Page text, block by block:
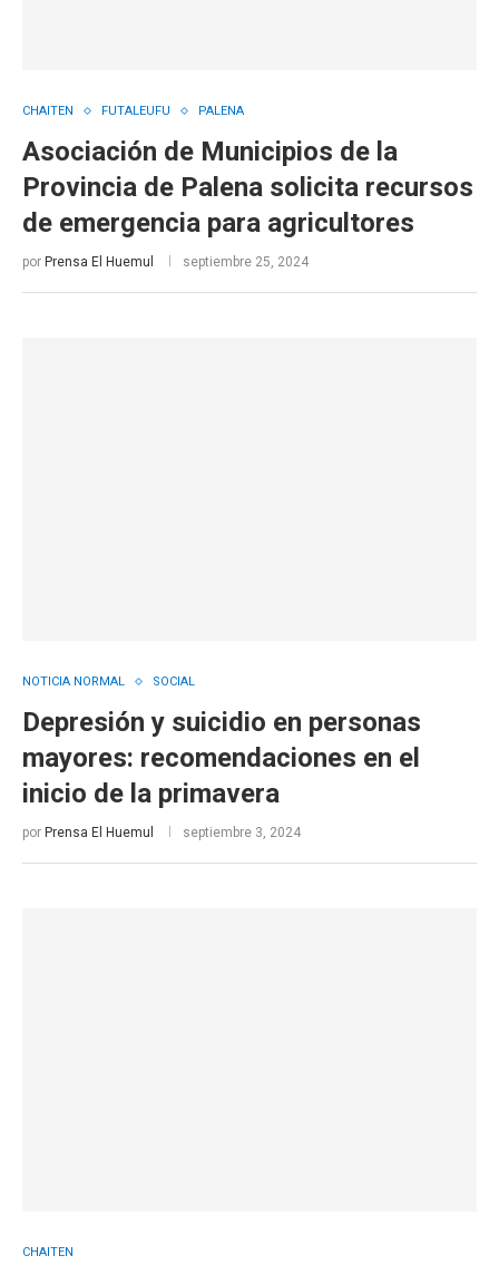
CHAITEN FUTALEUFU PALENA
Asociación de Municipios de la
Provincia de Palena solicita recursos
de emergencia para agricultores
por Prensa El Huemul septiembre 25, 2024
NOTICIA NORMAL SOCIAL
Depresión y suicidio en personas
mayores: recomendaciones en el
inicio de la primavera
por Prensa El Huemul septiembre 3, 2024
CHAITEN